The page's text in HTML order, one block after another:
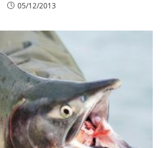
05/12/2013